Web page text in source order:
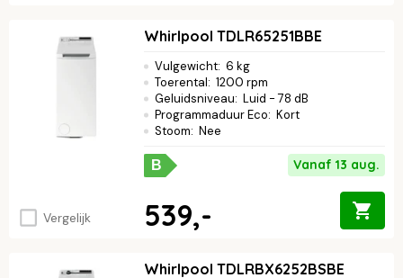
Vergelijk
Whirlpool TDLR65251BBE
Vulgewicht: 6 kg
Toerental: 1200 rpm
Geluidsniveau: Luid - 78 dB
Programmaduur Eco: Kort
Stoom: Nee
B Vanaf 13 aug.
539,-
Whirlpool TDLRBX6252BSBE